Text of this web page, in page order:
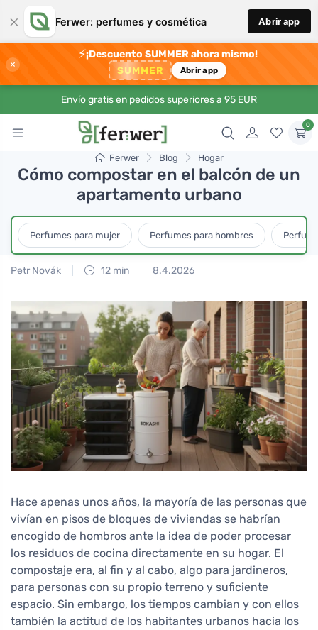
× Ferwer: perfumes y cosmética Abrir app
×
⚡¡Descuento SUMMER ahora mismo!
SUMMER Abrir app
Envío gratis en pedidos superiores a 95 EUR
0
Ferwer Blog Hogar
Cómo compostar en el balcón de un
apartamento urbano
Perfumes para mujer Perfumes para hombres
Petr Novák 12 min 8.4.2026
Hace apenas unos años, la mayoría de las personas que
vivían en pisos de bloques de viviendas se habrían
encogido de hombros ante la idea de poder procesar
los residuos de cocina directamente en su hogar. El
compostaje era, al fin y al cabo, algo para jardineros,
para personas con su propio terreno y suficiente
espacio. Sin embargo, los tiempos cambian y con ellos
también la actitud de los habitantes urbanos hacia los